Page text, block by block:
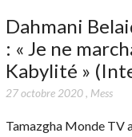
Dahmani
: « Je ne
Kabylité »
27 octobre 2020, Mess
Tamazgha Monde TV